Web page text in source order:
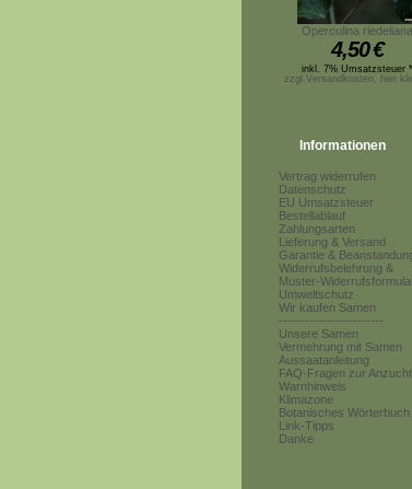
Operculina riedeliana
4,50€
inkl. 7% Umsatzsteuer *
zzgl.Versandkosten, hier
Informationen
Vertrag widerrufen
Datenschutz
EU Umsatzsteuer
Bestellablauf
Zahlungsarten
Lieferung & Versand
Garantie &
Widerrufsbelehrung &
Muster-
Umweltschutz
Wir kaufen Samen
------------------------
Unsere Samen
Vermehrung mit Samen
Aussaatanleitung
FAQ-Fragen zur Anzucht
Warnhinweis
Klimazone
Botanisches Wörterbuch
Link-Tipps
Danke